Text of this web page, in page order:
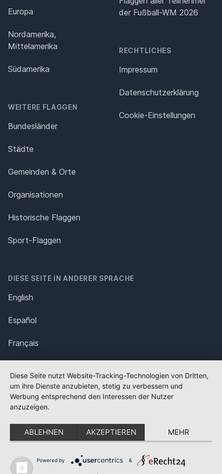
Europa
Nordamerika,
Mittelamerika
Südamerika
WEITERE FLAGGEN
Bundesländer
Städte
Gemeinden & Orte
Organisationen
Historische Flaggen
Sport-Flaggen
der Fußball-WM 2026
RECHTLICHES
Impressum
Datenschutz­erklärung
Cookie-Einstellungen
DIESE SEITE IN ANDERER SPRACHE
English
Español
Français
Polska
Português
Nederlands
Svenska
Diese Seite nutzt Website-Tracking-Technologien von Dritten,
um ihre Dienste anzubieten, stetig zu verbessern und
Werbung entsprechend den Interessen der Nutzer
anzuzeigen.
ABLEHNEN AKZEPTIEREN MEHR
Powered by &